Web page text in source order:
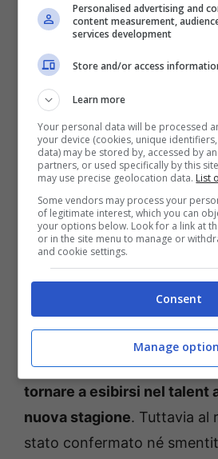
copiosi sospetti, tanto più
nella mano insieme, quindi
ha sostenuto la Marzano
sicumera.
Il ballerino di origini siciliane,
tornare a esibirsi nel talent
nuova stagione. Tuttavia al
stato confermato né
Personalised advertising and
content measurement,
services development
Store and/or access
Learn more
Your personal data will be processed
your device (cookies, unique
data) may be stored by, accessed by
partners, or used specifically by this
may use precise geolocation data. List
Some vendors may process your
of legitimate interest, which you can
your options below. Look for a link at
or in the site menu to manage or
and cookie settings.
Consent
Manage